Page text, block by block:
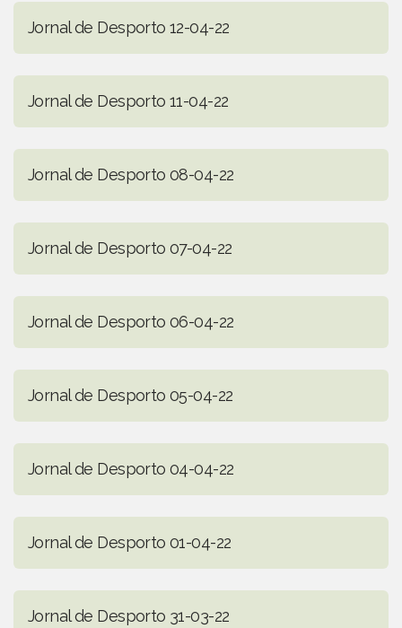
Jornal de Desporto 12-04-22
Jornal de Desporto 11-04-22
Jornal de Desporto 08-04-22
Jornal de Desporto 07-04-22
Jornal de Desporto 06-04-22
Jornal de Desporto 05-04-22
Jornal de Desporto 04-04-22
Jornal de Desporto 01-04-22
Jornal de Desporto 31-03-22